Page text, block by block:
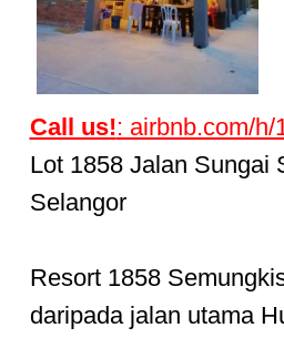
Call us!: airbnb.com/
Lot 1858 Jalan Sungai
Selangor
Resort 1858
daripada jalan utama